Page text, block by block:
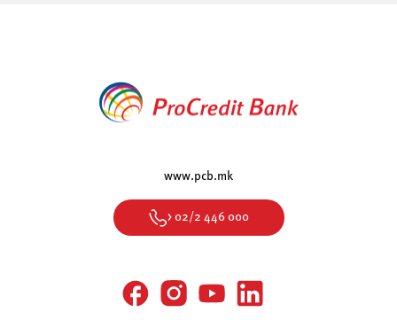
www.pcb.mk
> 02/2 446 000